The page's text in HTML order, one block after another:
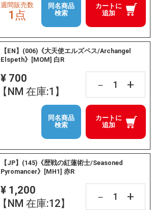
カートに
追加
週間販売数
1点
同名商品
検索
【EN】(006)《大天使エルズペス/Archangel
Elspeth》[MOM] 白R
¥ 700
【NM 在庫:1】
－ +
カートに
追加
同名商品
検索
【JP】(145)《歴戦の紅蓮術士/Seasoned
Pyromancer》[MH1] 赤R
¥ 1,200
【NM 在庫:12】
－ +